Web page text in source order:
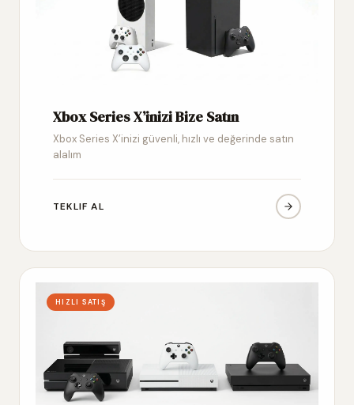
Xbox Series X’inizi Bize Satın
Xbox Series X’inizi güvenli, hızlı ve değerinde satın
alalım
TEKLIF AL
HIZLI SATIŞ